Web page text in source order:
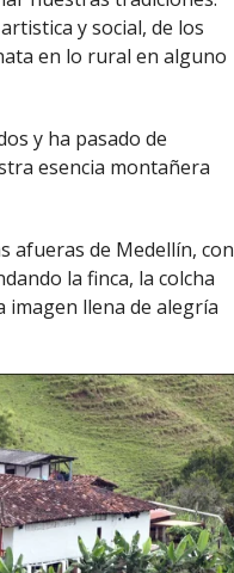
y social, de los
en lo rural en alguno
y ha pasado de
esencia montañera
afueras de Medellín, con
la finca, la colcha
imagen llena de alegría